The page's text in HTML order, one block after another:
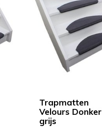
Trapmatten
Velours Donker
grijs